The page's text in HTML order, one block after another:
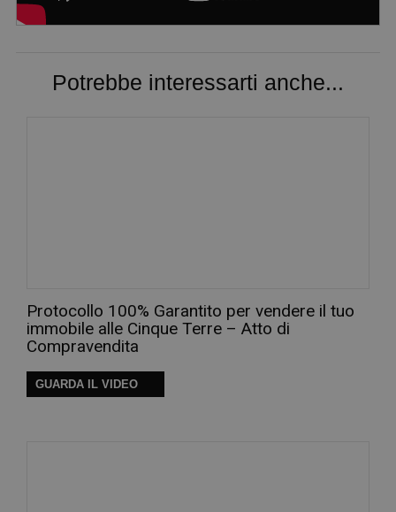
Potrebbe interessarti anche...
Protocollo 100% Garantito per vendere il tuo
immobile alle Cinque Terre – Atto di
Compravendita
GUARDA IL VIDEO